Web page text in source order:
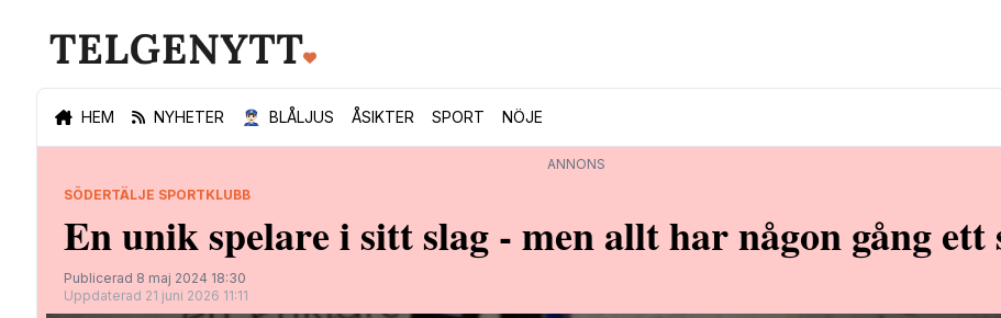
HEM NYHETER 👮🏻‍♂️ BLÅLJUS ÅSIKTER SPORT NÖJE
ANNONS
SÖDERTÄLJE SPORTKLUBB
En unik spelare i sitt slag - men allt har någon gång ett
Publicerad 8 maj 2024 18:30
Uppdaterad 21 juni 2026 11:11